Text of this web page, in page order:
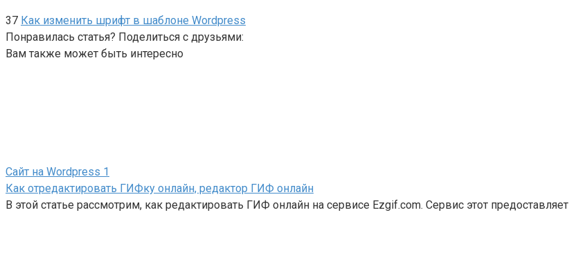
37 Как изменить шрифт в шаблоне Wordpress
Понравилась статья? Поделиться с друзьями:
Вам также может быть интересно
Сайт на Wordpress 1
Как отредактировать ГИФку онлайн, редактор ГИФ онлайн
В этой статье рассмотрим, как редактировать ГИФ онлайн на сервисе Ezgif.com. Сервис этот предоставляет